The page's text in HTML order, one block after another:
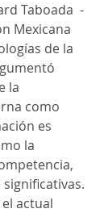
Taboada  -
Mexicana
de la
la
como
es
la
actual